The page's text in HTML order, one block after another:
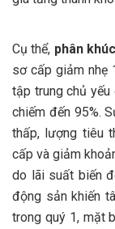
Cụ thể, phân
sơ cấp giảm nhẹ
tập trung chủ
chiếm đến 95%.
thấp, lượng tiêu
cấp và giảm
do lãi suất biến
động sản khiến
trong quý 1, mặt